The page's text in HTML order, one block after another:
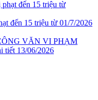
đến 15 triệu từ 01/7/2026
VĂN VI PHẠM
tiết 13/06/2026